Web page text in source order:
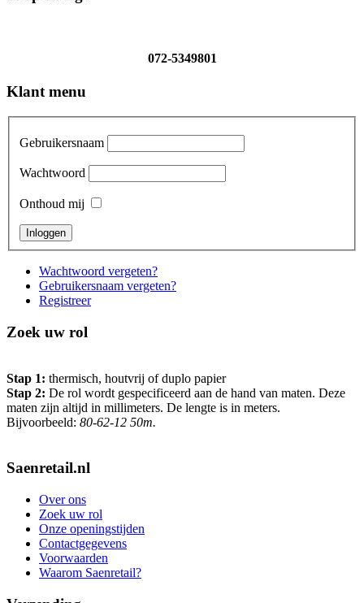
072-5349801
Klant menu
Gebruikersnaam
Wachtwoord
Onthoud mij
Wachtwoord vergeten?
Gebruikersnaam vergeten?
Registreer
Zoek uw rol
Stap 1: thermisch, houtvrij of duplo papier
Stap 2: De rol wordt gespecificeerd aan de hand van maten. Deze
maten zijn altijd in millimeters. De lengte is in meters.
Bijvoorbeeld: 80-62-12 50m.
Saenretail.nl
Over ons
Zoek uw rol
Onze openingstijden
Contactgegevens
Voorwaarden
Waarom Saenretail?